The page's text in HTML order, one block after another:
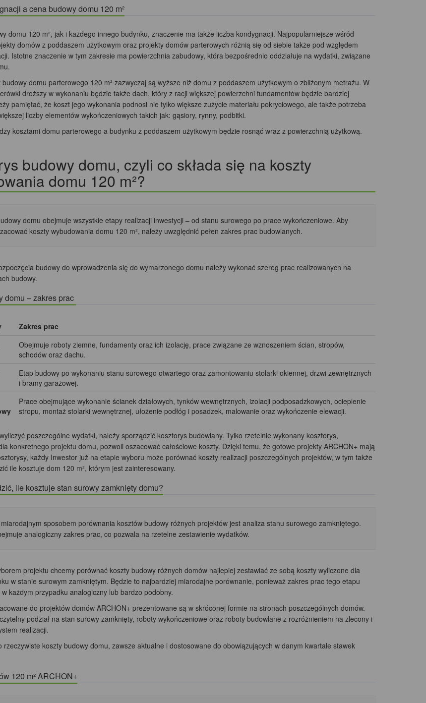
a cena budowy domu 120 m²
domu 120 m², jak i każdego innego budynku, znaczenie ma także liczba kondygnacji. Najpopularniejsze wśród
domów z poddaszem użytkowym oraz projekty domów parterowych różnią się od siebie także pod względem
Istotne znaczenie w tym zakresie ma powierzchnia zabudowy, która bezpośrednio oddziałuje na wydatki, związane
budowy domu parterowego 120 m² zazwyczaj są wyższe niż domu z poddaszem użytkowym o zbliżonym metrażu. W
droższy w wykonaniu będzie także dach, który z racji większej powierzchni fundamentów będzie bardziej
pamiętać, że koszt jego wykonania podnosi nie tylko większe zużycie materiału pokryciowego, ale także potrzeba
liczby elementów wykończeniowych takich jak: gąsiory, rynny, podbitki.
kosztami domu parterowego a budynku z poddaszem użytkowym będzie rosnąć wraz z powierzchnią użytkową.
budowy domu, czyli co składa się na koszty
domu 120 m²?
domu obejmuje wszystkie etapy realizacji inwestycji – od stanu surowego po prace wykończeniowe. Aby
koszty wybudowania domu 120 m², należy uwzględnić pełen zakres prac budowlanych.
budowy do wprowadzenia się do wymarzonego domu należy wykonać szereg prac realizowanych na
budowy.
domu – zakres prac
Zakres prac
Obejmuje roboty ziemne, fundamenty oraz ich izolację, prace związane ze wznoszeniem ścian, stropów,
schodów oraz dachu.
Etap budowy po wykonaniu stanu surowego otwartego oraz zamontowaniu stolarki okiennej, drzwi zewnętrznych
i bramy garażowej.
Prace obejmujące wykonanie ścianek działowych, tynków wewnętrznych, izolacji podposadzkowych, ocieplenie
stropu, montaż stolarki wewnętrznej, ułożenie podłóg i posadzek, malowanie oraz wykończenie elewacji.
poszczególne wydatki, należy sporządzić kosztorys budowlany. Tylko rzetelnie wykonany kosztorys,
konkretnego projektu domu, pozwoli oszacować całościowe koszty. Dzięki temu, że gotowe projekty ARCHON+ mają
każdy Inwestor już na etapie wyboru może porównać koszty realizacji poszczególnych projektów, w tym także
ile kosztuje dom 120 m², którym jest zainteresowany.
ile kosztuje stan surowy zamknięty domu?
sposobem porównania kosztów budowy różnych projektów jest analiza stanu surowego zamkniętego.
analogiczny zakres prac, co pozwala na rzetelne zestawienie wydatków.
projektu chcemy porównać koszty budowy różnych domów najlepiej zestawiać ze sobą koszty wyliczone dla
w stanie surowym zamkniętym. Będzie to najbardziej miarodajne porównanie, ponieważ zakres prac tego etapu
każdym przypadku analogiczny lub bardzo podobny.
do projektów domów ARCHON+ prezentowane są w skróconej formie na stronach poszczególnych domów.
podział na stan surowy zamknięty, roboty wykończeniowe oraz roboty budowlane z rozróżnieniem na zlecony i
realizacji.
rzeczywiste koszty budowy domu, zawsze aktualne i dostosowane do obowiązujących w danym kwartale stawek
120 m² ARCHON+